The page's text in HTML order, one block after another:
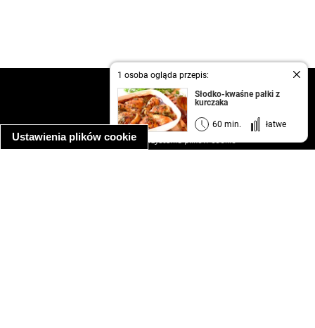
Ustawienia plików cookie
1 osoba ogląda przepis:
Słodko-kwaśne pałki z
kurczaka
60 min. łatwe
kontakt
regulamin
informacja o prywatności
informacja o wykorzystaniu plików cookie